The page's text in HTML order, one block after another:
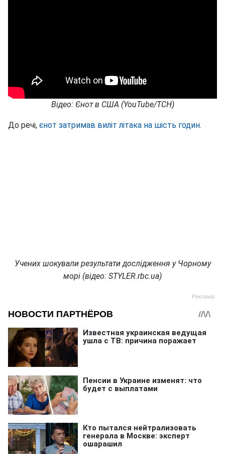
Відео: Єнот в США (YouTube/ТСН)
До речі, єнот затримав виліт літака на шість годин.
Учених шокували результати дослідження у Чорному
морі (відео: STYLER.rbc.ua)